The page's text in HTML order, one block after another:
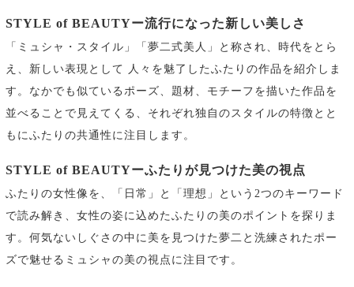
STYLE of BEAUTYー流行になった新しい美しさ
「ミュシャ・スタイル」「夢二式美人」と称され、時代をとら
え、新しい表現として 人々を魅了したふたりの作品を紹介しま
す。なかでも似ているポーズ、題材、モチーフを描いた作品を
並べることで見えてくる、それぞれ独自のスタイルの特徴とと
もにふたりの共通性に注目します。
STYLE of BEAUTYーふたりが見つけた美の視点
ふたりの女性像を、「日常」と「理想」という2つのキーワード
で読み解き、女性の姿に込めたふたりの美のポイントを探りま
す。何気ないしぐさの中に美を見つけた夢二と洗練されたポー
ズで魅せるミュシャの美の視点に注目です。